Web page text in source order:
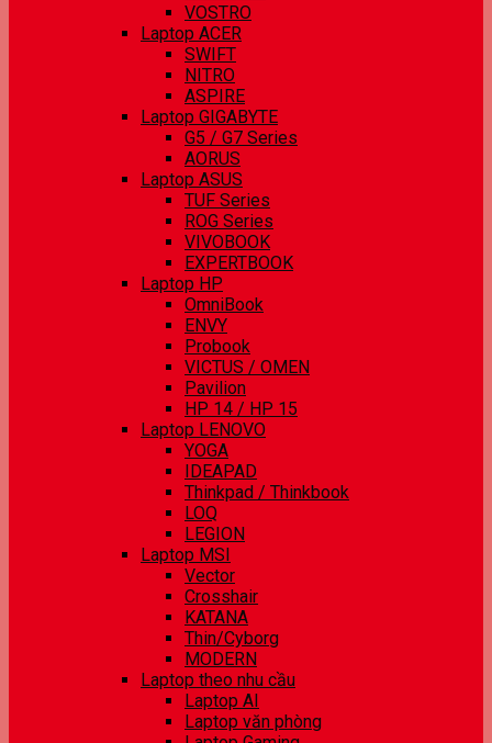
VOSTRO
Laptop ACER
SWIFT
NITRO
ASPIRE
Laptop GIGABYTE
G5 / G7 Series
AORUS
Laptop ASUS
TUF Series
ROG Series
VIVOBOOK
EXPERTBOOK
Laptop HP
OmniBook
ENVY
Probook
VICTUS / OMEN
Pavilion
HP 14 / HP 15
Laptop LENOVO
YOGA
IDEAPAD
Thinkpad / Thinkbook
LOQ
LEGION
Laptop MSI
Vector
Crosshair
KATANA
Thin/Cyborg
MODERN
Laptop theo nhu cầu
Laptop AI
Laptop văn phòng